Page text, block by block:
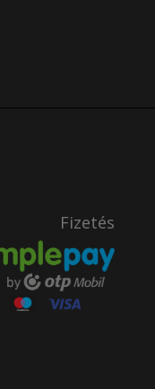
Fizetés